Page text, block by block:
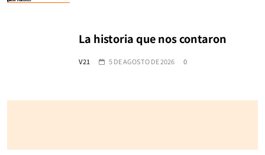
La historia que nos contaron
V21 5 DE AGOSTO DE 2026 0